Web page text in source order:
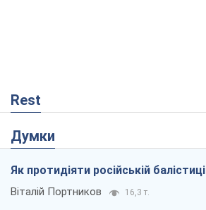
Rest
Думки
Як протидіяти російській балістиці
Віталій Портников 16,3 т.